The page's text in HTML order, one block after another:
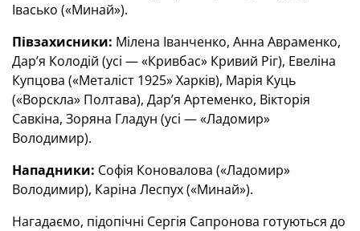
Івасько («Минай»).
Півзахисники: Мілена Іванченко, Анна Авраменко,
Дар’я Колодій (усі — «Кривбас» Кривий Ріг), Евеліна
Купцова («Металіст 1925» Харків), Марія Куць
(«Ворскла» Полтава), Дар’я Артеменко, Вікторія
Савкіна, Зоряна Гладун (усі — «Ладомир»
Володимир).
Нападники: Софія Коновалова («Ладомир»
Володимир), Каріна Леспух («Минай»).
Нагадаємо, підопічні Сергія Сапронова готуються до